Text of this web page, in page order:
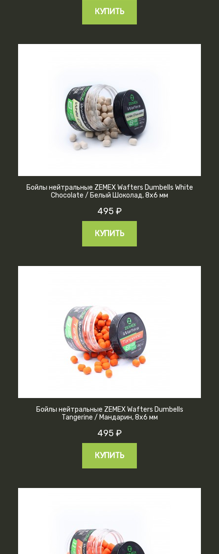
КУПИТЬ
Бойлы нейтральные ZEMEX Wafters Dumbells White
Chocolate / Белый Шоколад, 8х6 мм
495 ₽
КУПИТЬ
Бойлы нейтральные ZEMEX Wafters Dumbells
Tangerine / Мандарин, 8х6 мм
495 ₽
КУПИТЬ